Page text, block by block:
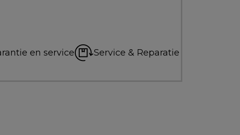
en service Service & Reparatie